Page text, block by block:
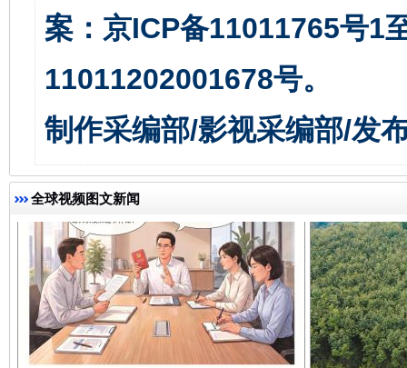
案：京ICP备11011765号1
11011202001678号。
制作采编部/影视采编部/发
全球视频图文新闻
千年窑火 生生不息 一
揭开“小金库”的免责幌子